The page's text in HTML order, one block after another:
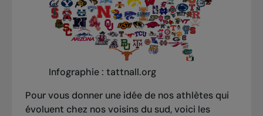
Infographie : tattnall.org
Pour vous donner une idée de nos athlètes qui
évoluent chez nos voisins du sud, voici les